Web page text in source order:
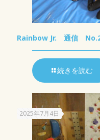
Rainbow Jr. 通信
続きを読む
2025年7月4日